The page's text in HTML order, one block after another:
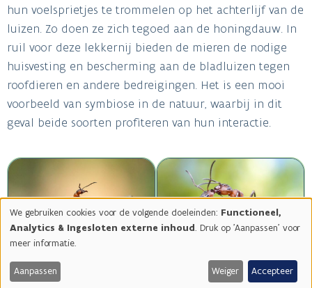
hun voelsprietjes te trommelen op het achterlijf van de
luizen. Zo doen ze zich tegoed aan de honingdauw. In
ruil voor deze lekkernij bieden de mieren de nodige
huisvesting en bescherming aan de bladluizen tegen
roofdieren en andere bedreigingen. Het is een mooi
voorbeeld van symbiose in de natuur, waarbij in dit
geval beide soorten profiteren van hun interactie.
Image Image
Gebruik
van
persoonsgegevens
en
cookies
We gebruiken cookies voor de volgende doeleinden: Functioneel,
Analytics & Ingesloten externe inhoud. Druk op 'Aanpassen' voor
meer informatie.
Aanpassen Weiger Accepteer